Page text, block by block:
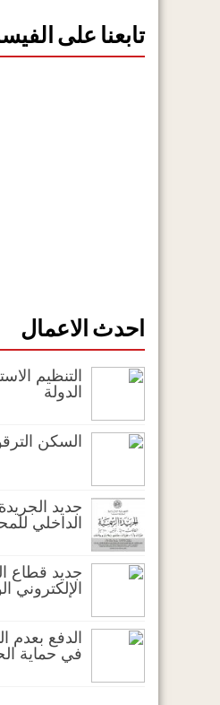
تابعنا على
احدث الاعمال
التنظيم
الدولة
السكن
جديد
الداخلي
جديد قطاع
الإلكتروني
الدفع بعدم
في حماية